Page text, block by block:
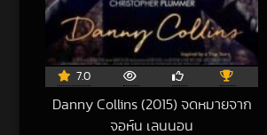
7.0
Danny Collins (2015) จดหมายจาก
จอห์น เลนนอน